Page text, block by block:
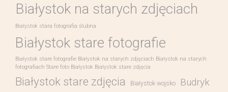
Białystok na starych zdjęciach
Białystok stara fotografia ślubna
Białystok stare fotografie
Białystok stare fotografie Białystok na starych zdjęciach Białystok na starych
fotografiach Stare foto Białystok Białystok stare zdjęcia
Białystok stare zdjęcia Białystok wojsko Budryk